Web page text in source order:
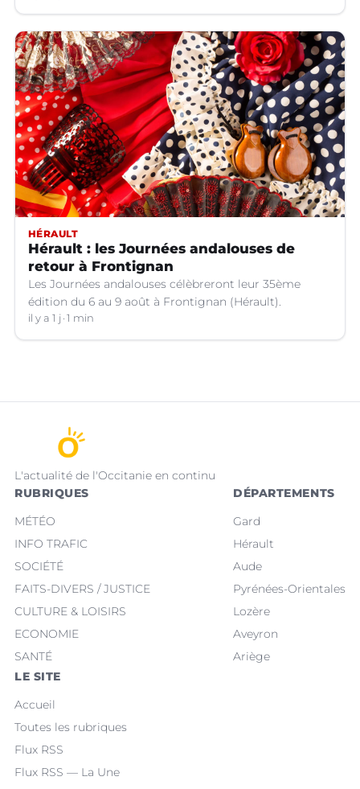
HÉRAULT
Hérault : les Journées andalouses de
retour à Frontignan
Les Journées andalouses célèbreront leur 35ème
édition du 6 au 9 août à Frontignan (Hérault).
il y a 1 j 1 min
L'actualité de l'Occitanie en continu
RUBRIQUES
MÉTÉO
INFO TRAFIC
SOCIÉTÉ
FAITS-DIVERS / JUSTICE
CULTURE & LOISIRS
ECONOMIE
SANTÉ
DÉPARTEMENTS
Gard
Hérault
Aude
Pyrénées-Orientales
Lozère
Aveyron
Ariège
LE SITE
Accueil
Toutes les rubriques
Flux RSS
Flux RSS — La Une